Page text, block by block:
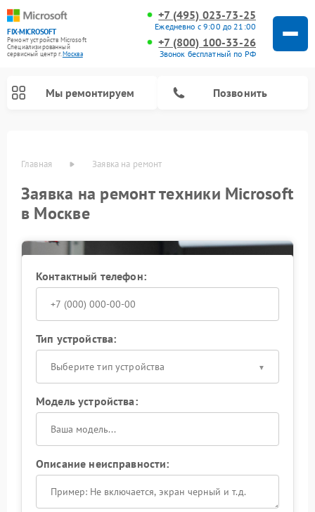
FIX-MICROSOFT
Ремонт устройств Microsoft
Специализированный
cервисный центр г.Москва
+7 (495) 023-73-25
Ежедневно с 9:00 до 21:00
+7 (800) 100-33-26
Звонок бесплатный по РФ
Мы ремонтируем Позвонить
Главная Заявка на ремонт
Заявка на ремонт техники Microsoft
в Москве
Контактный телефон:
Тип устройства:
Выберите тип устройства
Модель устройства:
Описание неисправности: